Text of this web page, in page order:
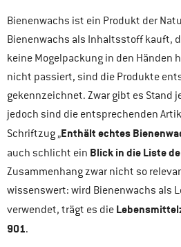
Bienenwachs ist ein Produkt der
Bienenwachs als Inhaltsstoff kauft,
keine Mogelpackung in den Händen
nicht passiert, sind die Produkte
gekennzeichnet. Zwar gibt es Stand
jedoch sind die entsprechenden
Schriftzug „Enthält echtes
auch schlicht ein Blick in die Liste
Zusammenhang zwar nicht so
wissenswert: wird Bienenwachs als
verwendet, trägt es die
901.